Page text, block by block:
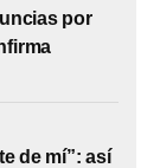
por
de mí”: así